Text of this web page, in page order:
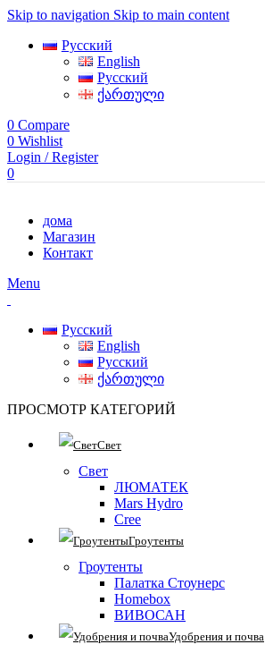
Skip to navigation Skip to main content
Русский
English
Русский
ქართული
0 Compare
0 Wishlist
Login / Register
0
дома
Магазин
Контакт
Menu
Русский
English
Русский
ქართული
ПРОСМОТР КАТЕГОРИЙ
Свет
Свет
ЛЮМАТЕК
Mars Hydro
Cree
Гроутенты
Гроутенты
Палатка Стоунерс
Homebox
ВИВОСАН
Удобрения и почва